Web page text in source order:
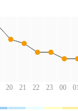
20 21 22 23 00